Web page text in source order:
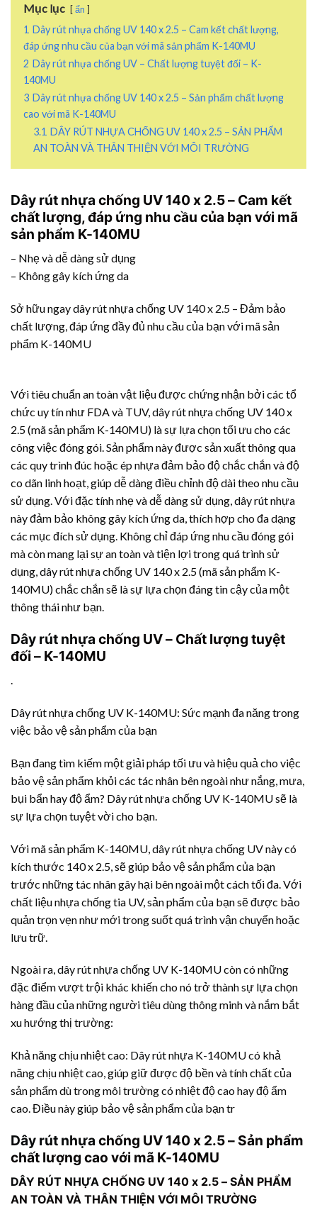
Mục lục ẩn
1 Dây rút nhựa chống UV 140 x 2.5 – Cam kết chất lượng,
đáp ứng nhu cầu của bạn với mã sản phẩm K-140MU
2 Dây rút nhựa chống UV – Chất lượng tuyệt đối – K-
140MU
3 Dây rút nhựa chống UV 140 x 2.5 – Sản phẩm chất lượng
cao với mã K-140MU
3.1 DÂY RÚT NHỰA CHỐNG UV 140 x 2.5 – SẢN PHẨM
AN TOÀN VÀ THÂN THIỆN VỚI MÔI TRƯỜNG
Dây rút nhựa chống UV 140 x 2.5 – Cam kết
chất lượng, đáp ứng nhu cầu của bạn với mã
sản phẩm K-140MU
– Nhẹ và dễ dàng sử dụng
– Không gây kích ứng da
Sở hữu ngaydây rút nhựachống UV 140 x 2.5 – Đảm bảo
chất lượng, đáp ứng đầy đủ nhu cầu của bạn với mã sản
phẩm K-140MU
Với tiêu chuẩn an toàn vật liệu được chứng nhận bởi các tổ
chức uy tín như FDA và TUV, dây rút nhựachống UV 140 x
2.5 (mã sản phẩm K-140MU) là sự lựa chọn tối ưu cho các
công việc đóng gói. Sản phẩm này được sản xuất thông qua
các quy trình đúc hoặc ép nhựa đảm bảo độ chắc chắn và độ
co dãn linh hoạt, giúp dễ dàng điều chỉnh độ dài theo nhu cầu
sử dụng. Với đặc tính nhẹ và dễ dàng sử dụng, dây rút nhựa
này đảm bảo không gây kích ứng da, thích hợp cho đa dạng
các mục đích sử dụng. Không chỉ đáp ứng nhu cầu đóng gói
mà còn mang lại sự an toàn và tiện lợi trong quá trình sử
dụng, dây rút nhựachống UV 140 x 2.5 (mã sản phẩm K-
140MU) chắc chắn sẽ là sự lựa chọn đáng tin cậy của một
thông thái như bạn.
Dây rút nhựa chống UV – Chất lượng tuyệt
đối – K-140MU
.
Dây rút nhựachống UV K-140MU: Sức mạnh đa năng trong
việc bảo vệ sản phẩm của bạn
Bạn đang tìm kiếm một giải pháp tối ưu và hiệu quả cho việc
bảo vệ sản phẩm khỏi các tác nhân bên ngoài như nắng, mưa,
bụi bẩn hay độ ẩm? Dây rút nhựachống UV K-140MU sẽ là
sự lựa chọn tuyệt vời cho bạn.
Với mã sản phẩm K-140MU, dây rút nhựachống UV này có
kích thước 140 x 2.5, sẽ giúp bảo vệ sản phẩm của bạn
trước những tác nhân gây hại bên ngoài một cách tối đa. Với
chất liệu nhựa chống tia UV, sản phẩm của bạn sẽ được bảo
quản trọn vẹn như mới trong suốt quá trình vận chuyển hoặc
lưu trữ.
Ngoài ra,dây rút nhựachống UV K-140MU còn có những
đặc điểm vượt trội khác khiến cho nó trở thành sự lựa chọn
hàng đầu của những người tiêu dùng thông minh và nắm bắt
xu hướng thị trường:
Khả năng chịu nhiệt cao: Dây rút nhựa K-140MU có khả
năng chịu nhiệt cao, giúp giữ được độ bền và tính chất của
sản phẩm dù trong môi trường có nhiệt độ cao hay độ ẩm
cao. Điều này giúp bảo vệ sản phẩm của bạn tr
Dây rút nhựa chống UV 140 x 2.5 – Sản phẩm
chất lượng cao với mã K-140MU
DÂY RÚT NHỰA CHỐNG UV 140 x 2.5 – SẢN PHẨM
AN TOÀN VÀ THÂN THIỆN VỚI MÔI TRƯỜNG